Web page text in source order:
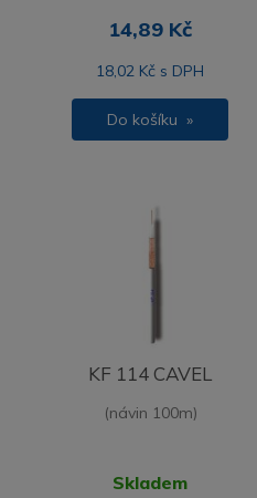
14,89 Kč
18,02 Kč s DPH
Do košíku »
KF 114 CAVEL
(návin 100m)
Skladem